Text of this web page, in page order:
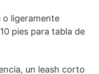
o ligeramente
pies para tabla de
un leash corto